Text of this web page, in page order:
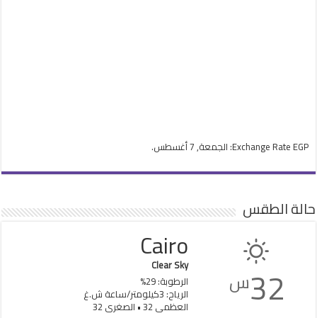
Exchange Rate EGP : الجمعة, 7 أغسطس.
حالة الطقس
32س
Cairo
Clear Sky
الرطوبة: 29%
الرياح: 3كيلومتر/ساعة ش.غ
العظمى 32 • الصغرى 32